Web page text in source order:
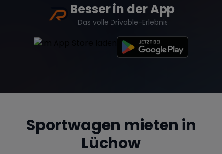
Besser in der App
Das volle Drivable-Erlebnis
Sportwagen mieten in
Lüchow